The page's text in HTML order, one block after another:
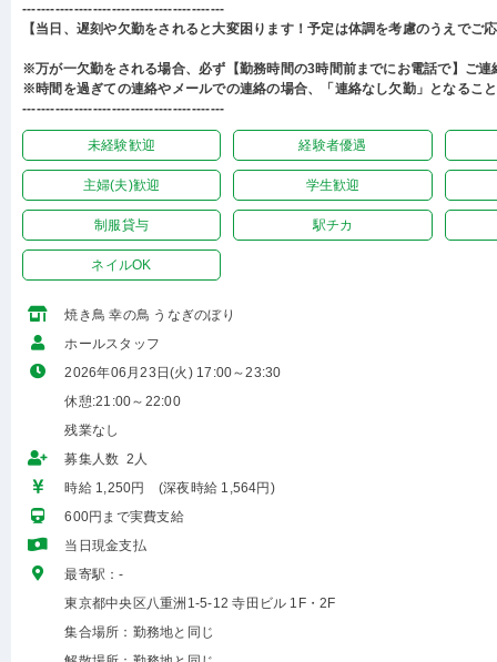
-------------------------------------------
【当日、遅刻や欠勤をされると大変困ります！予定は体調を考慮のうえでご
※万が一欠勤をされる場合、必ず【勤務時間の3時間前までにお電話で】ご連
※時間を過ぎての連絡やメールでの連絡の場合、「連絡なし欠勤」となるこ
-------------------------------------------
未経験歓迎 経験者優遇
主婦(夫)歓迎 学生歓迎
制服貸与 駅チカ
ネイルOK
焼き鳥 幸の鳥 うなぎのぼり
ホールスタッフ
2026年06月23日(火) 17:00～23:30
休憩:21:00～22:00
残業なし
募集人数 2人
時給 1,250円 (深夜時給 1,564円)
600円まで実費支給
当日現金支払
最寄駅：-
東京都中央区八重洲1-5-12 寺田ビル 1F・2F
集合場所：勤務地と同じ